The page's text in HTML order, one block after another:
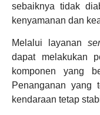
sebaiknya tidak
kenyamanan dan
Melalui layanan
dapat melakukan
komponen yang
Penanganan yang
kendaraan tetap